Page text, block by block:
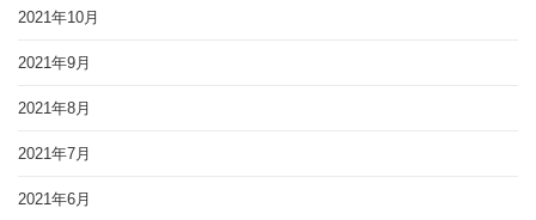
2021年10月
2021年9月
2021年8月
2021年7月
2021年6月